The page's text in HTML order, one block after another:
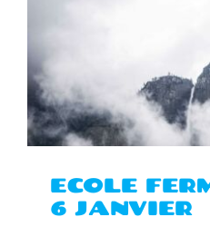
ECOLE
6 JANVIER